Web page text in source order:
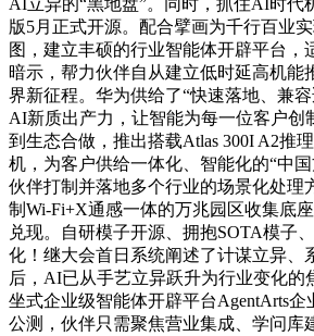
版5月正式开源。配合擘画为千行百业
图，建立丰硕的行业智能体开辟平台，
暗示，帮力伙伴自从建立低时延高机能
界新征程。华为供给了“快速落地、兼容
AI新质出产力，让智能为每一位客户创
到生态合做，推出搭载Atlas 300I A2推
机，为客户供给一体化、智能化的“中
伙伴打制并落地多个行业的场景化处理
制Wi-Fi+X通感一体的万兆园区收集底
兑现。自研模子开源、拥抱SOTA模子
化！继大会首日系统阐述了计谋立异、
后，AI已从手艺立异跃升为行业变化的
坐式企业级智能体开辟平台AgentArts
公测，伙伴只需聚焦营业集成、学问库